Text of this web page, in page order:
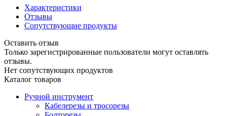
Характеристики
Отзывы
Сопутствующие продукты
Оставить отзыв
Только зарегистрированные пользователи могут оставлять
отзывы.
Нет сопутствующих продуктов
Каталог товаров
Ручной инструмент
Кабелерезы и тросорезы